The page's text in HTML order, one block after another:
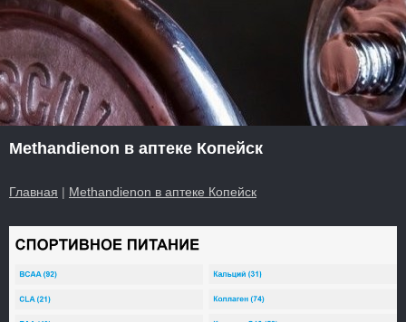
Methandienon в аптеке Копейск
Главная | Methandienon в аптеке Копейск